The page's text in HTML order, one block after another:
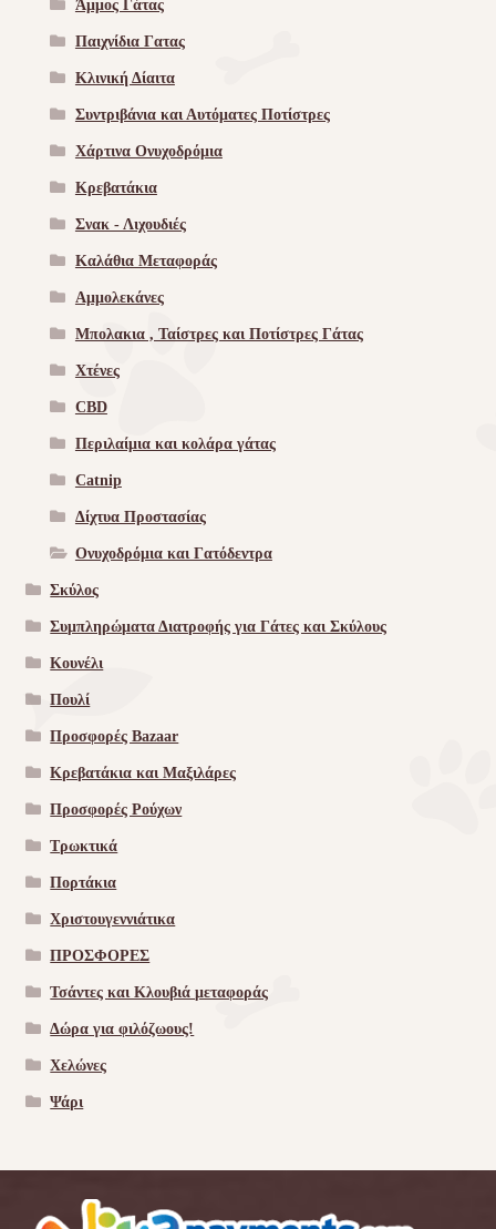
Άμμος Γάτας
Παιχνίδια Γατας
Κλινική Δίαιτα
Συντριβάνια και Αυτόματες Ποτίστρες
Χάρτινα Ονυχοδρόμια
Κρεβατάκια
Σνακ - Λιχουδιές
Καλάθια Μεταφοράς
Αμμολεκάνες
Μπολακια , Ταίστρες και Ποτίστρες Γάτας
Χτένες
CBD
Περιλαίμια και κολάρα γάτας
Catnip
Δίχτυα Προστασίας
Ονυχοδρόμια και Γατόδεντρα
Σκύλος
Συμπληρώματα Διατροφής για Γάτες και Σκύλους
Κουνέλι
Πουλί
Προσφορές Bazaar
Κρεβατάκια και Μαξιλάρες
Προσφορές Ρούχων
Τρωκτικά
Πορτάκια
Χριστουγεννιάτικα
ΠΡΟΣΦΟΡΕΣ
Τσάντες και Κλουβιά μεταφοράς
Δώρα για φιλόζωους!
Χελώνες
Ψάρι